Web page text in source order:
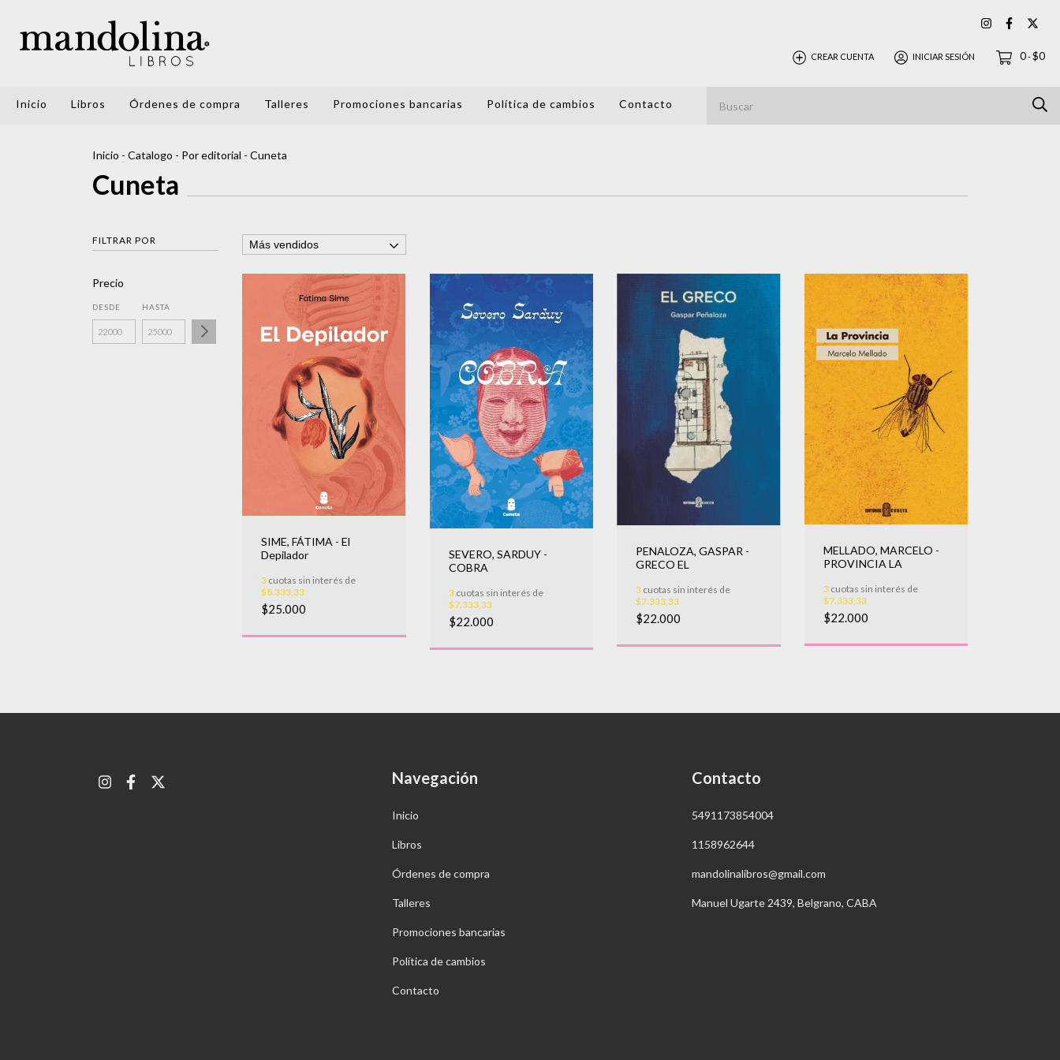
CREAR CUENTA INICIAR SESIÓN 0-$0
Inicio Libros Órdenes de compra Talleres Promociones bancarias Política de cambios Contacto
Inicio - Catalogo - Por editorial - Cuneta
Cuneta
FILTRAR POR
Precio
DESDE HASTA
SIME, FÁTIMA - El
Depilador
3 cuotas sin interés de
$8.333,33
$25.000
SEVERO, SARDUY -
COBRA
3cuotas sin interés de
$7.333,33
$22.000
PENALOZA, GASPAR -
GRECO EL
3 cuotas sin interés de
$7.333,33
$22.000
MELLADO, MARCELO -
PROVINCIA LA
3cuotas sin interés de
$7.333,33
$22.000
Navegación
Inicio
Libros
Órdenes de compra
Talleres
Promociones bancarias
Política de cambios
Contacto
Contacto
5491173854004
1158962644
mandolinalibros@gmail.com
Manuel Ugarte 2439, Belgrano, CABA